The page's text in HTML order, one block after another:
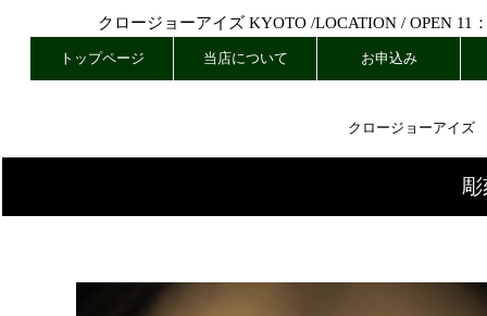
クロージョーアイズ KYOTO /LOCATION/ OPEN 11
トップページ 当店について お申込み
クロージョーアイズ